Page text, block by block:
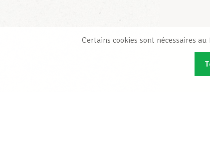
Certains cookies sont nécessaires